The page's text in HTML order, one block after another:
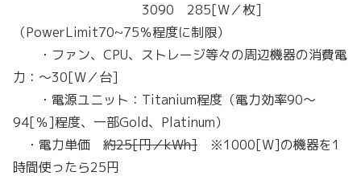
3090 285[W／枚]
（PowerLimit70~75％程度に制限）
・ファン、CPU、ストレージ等々の周辺機器の消費電
力：～30[W／台]
・電源ユニット：Titanium程度（電力効率90～
94[％]程度、一部Gold、Platinum）
・電力単価 約25[円／kWh] ※1000[W]の機器を1
時間使ったら25円